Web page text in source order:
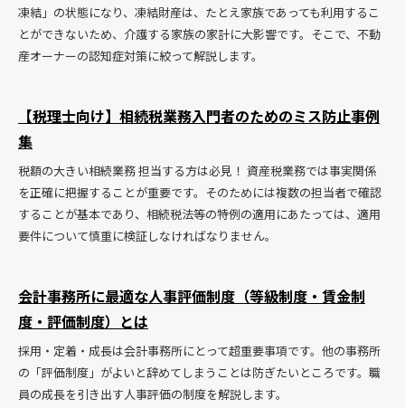
凍結」の状態になり、凍結財産は、たとえ家族であっても利用するこ
とができないため、介護する家族の家計に大影響です。そこで、不動
産オーナーの認知症対策に絞って解説します。
【税理士向け】相続税業務入門者のためのミス防止事例
集
税額の大きい相続業務 担当する方は必見！ 資産税業務では事実関係
を正確に把握することが重要です。そのためには複数の担当者で確認
することが基本であり、相続税法等の特例の適用にあたっては、適用
要件について慎重に検証しなければなりません。
会計事務所に最適な人事評価制度（等級制度・賃金制
度・評価制度）とは
採用・定着・成長は会計事務所にとって超重要事項です。他の事務所
の「評価制度」がよいと辞めてしまうことは防ぎたいところです。職
員の成長を引き出す人事評価の制度を解説します。